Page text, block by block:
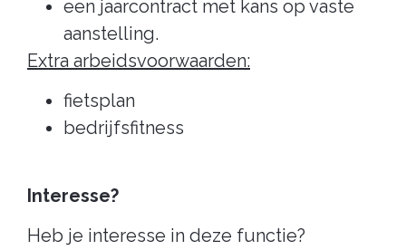
een jaarcontract met kans op vaste
aanstelling.
Extra arbeidsvoorwaarden:
fietsplan
bedrijfsfitness
Interesse?
Heb je interesse in deze functie?